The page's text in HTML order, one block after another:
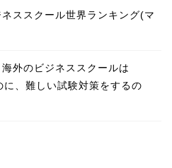
ネススクール世界ランキング(マ
外のビジネススクールは
、難しい試験対策をするの
ニッチな留学先